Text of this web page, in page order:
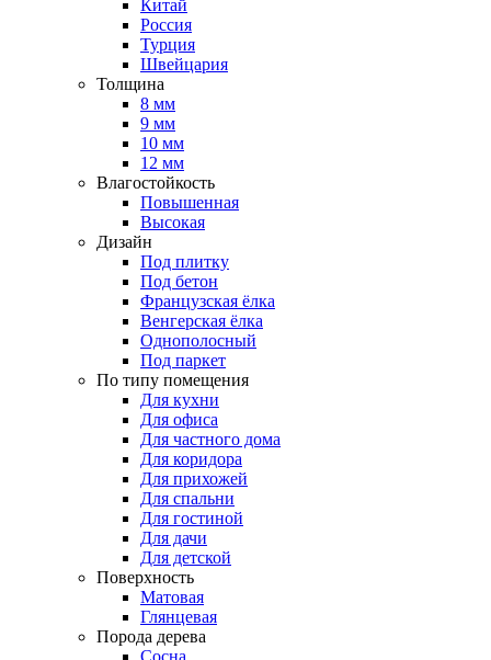
Китай
Россия
Турция
Швейцария
Толщина
8 мм
9 мм
10 мм
12 мм
Влагостойкость
Повышенная
Высокая
Дизайн
Под плитку
Под бетон
Французская ёлка
Венгерская ёлка
Однополосный
Под паркет
По типу помещения
Для кухни
Для офиса
Для частного дома
Для коридора
Для прихожей
Для спальни
Для гостиной
Для дачи
Для детской
Поверхность
Матовая
Глянцевая
Порода дерева
Сосна